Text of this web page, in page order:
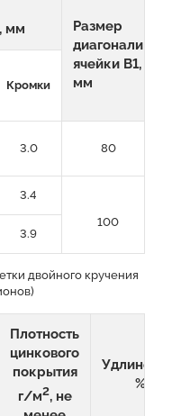
мм
Размер
диагонали
ячейки B1,
мм
Кромки
3.0
80
3.4
100
3.9
двойного кручения
Плотность
цинкового
покрытия
г/м2, не
%